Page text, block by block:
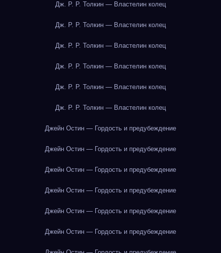
Дж. Р. Р. Толкин — Властелин колец
Дж. Р. Р. Толкин — Властелин колец
Дж. Р. Р. Толкин — Властелин колец
Дж. Р. Р. Толкин — Властелин колец
Дж. Р. Р. Толкин — Властелин колец
Дж. Р. Р. Толкин — Властелин колец
Джейн Остин — Гордость и предубеждение
Джейн Остин — Гордость и предубеждение
Джейн Остин — Гордость и предубеждение
Джейн Остин — Гордость и предубеждение
Джейн Остин — Гордость и предубеждение
Джейн Остин — Гордость и предубеждение